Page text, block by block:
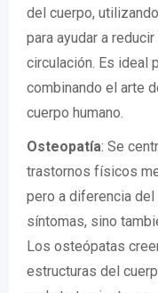
del cuerpo,
para ayudar a
circulación. Es ideal
combinando el arte
cuerpo humano.
Osteopatía: Se
trastornos físicos
pero a diferencia
síntomas, sino
Los osteópatas
estructuras del